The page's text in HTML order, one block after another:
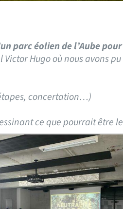
parc éolien de l’Aube
Hugo où nous avons
concertation…)
ce que pourrait être